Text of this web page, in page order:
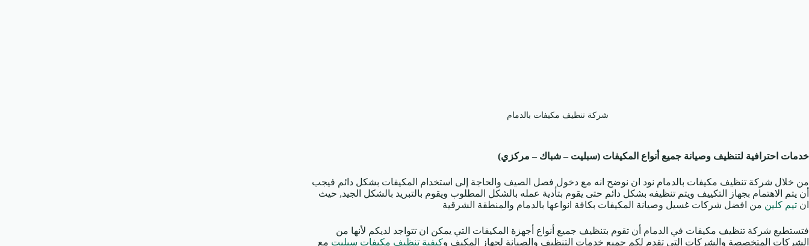
شركة تنظيف مكيفات بالدمام
خدمات احترافية لتنظيف وصيانة جميع أنواع المكيفات (سبليت – شباك – مركزي)
من خلال شركة تنظيف مكيفات بالدمام نود ان نوضح انه مع دخول فصل الصيف والحاجة إلى استخدام المكيفات بشكل دائم فيجب
أن يتم الاهتمام بجهاز التكييف ويتم تنظيفه بشكل دائم حتى يقوم بتأدية عمله بالشكل المطلوب ويقوم بالتبريد بالشكل الجيد, حيث
ان تيم كلين من افضل شركات غسيل وصيانة المكيفات بكافة انواعها بالدمام والمنطقة الشرقية
فتستطيع شركة تنظيف مكيفات في الدمام أن تقوم بتنظيف جميع أنواع أجهزة المكيفات التي يمكن ان تتواجد لديكم لأنها من
الشركات المتخصصة والشركات التي تقدم لكم جميع خدمات التنظيف والصيانة لجهاز المكيف وكيفية تنظيف مكيفات سبليت مع